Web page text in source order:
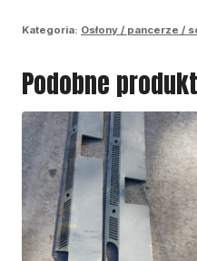
Scorpion
Kategoria: Osłony / pancerze /
Podobne